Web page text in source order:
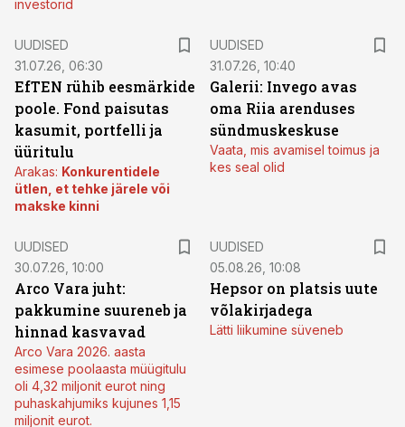
investorid
UUDISED
31.07.26, 06:30
EfTEN rühib eesmärkide
poole. Fond paisutas
kasumit, portfelli ja
üüritulu
Arakas: Konkurentidele
ütlen, et tehke järele või
makske kinni
UUDISED
31.07.26, 10:40
Galerii: Invego avas
oma Riia arenduses
sündmuskeskuse
Vaata, mis avamisel toimus ja
kes seal olid
UUDISED
30.07.26, 10:00
Arco Vara juht:
pakkumine suureneb ja
hinnad kasvavad
Arco Vara 2026. aasta
esimese poolaasta müügitulu
oli 4,32 miljonit eurot ning
puhaskahjumiks kujunes 1,15
miljonit eurot.
UUDISED
05.08.26, 10:08
Hepsor on platsis uute
võlakirjadega
Lätti liikumine süveneb